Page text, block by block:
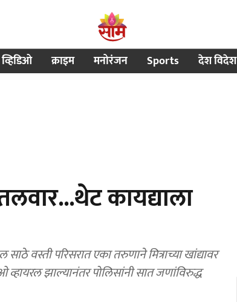
व्हिडिओ क्राइम मनोरंजन Sports देश विदेश
कायद्याला
वस्ती परिसरात एका तरुणाने मित्राच्या खांद्यावर
झाल्यानंतर पोलिसांनी सात जणांविरुद्ध